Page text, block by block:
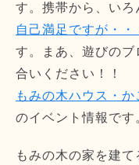
す。携帯から、いろ
自己満足ですが・・
す。まあ、遊びのブ
合いください！！
もみの木ハウス・か
のイベント情報です
もみの木の家を建